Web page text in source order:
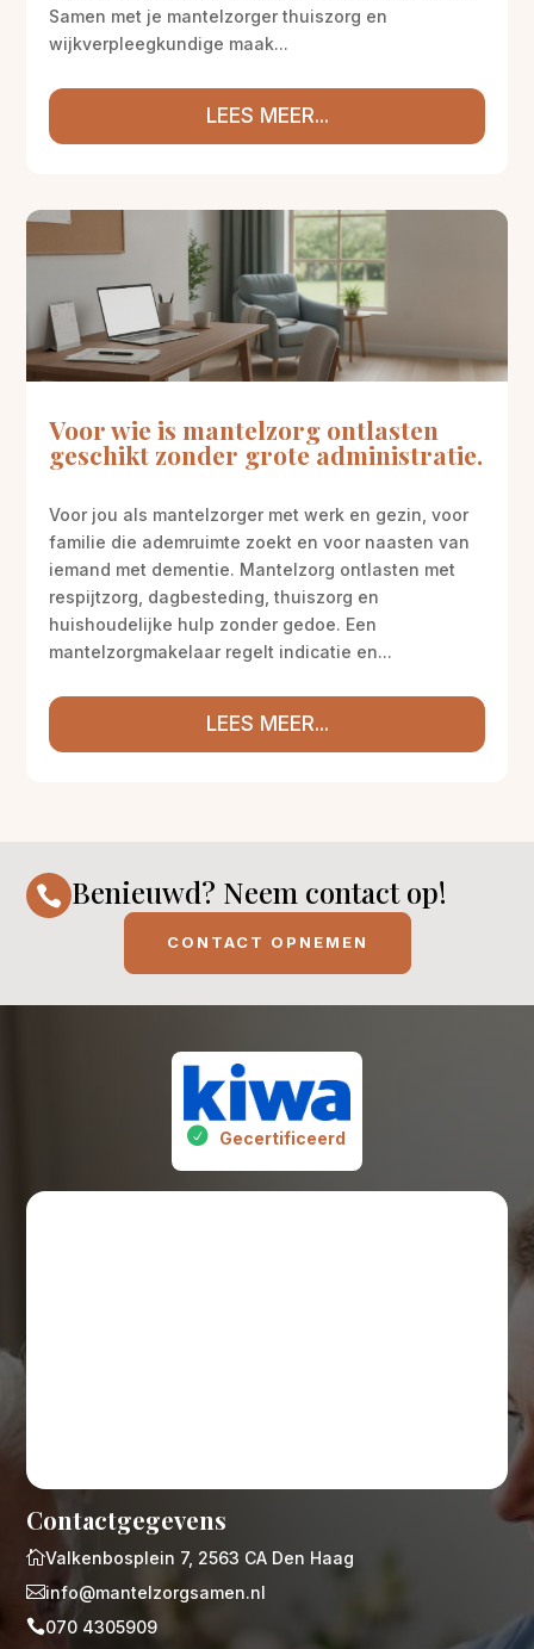
Samen met je mantelzorger thuiszorg en
wijkverpleegkundige maak...
LEES MEER...
Voor wie is mantelzorg ontlasten
geschikt zonder grote administratie.
Voor jou als mantelzorger met werk en gezin, voor
familie die ademruimte zoekt en voor naasten van
iemand met dementie. Mantelzorg ontlasten met
respijtzorg, dagbesteding, thuiszorg en
huishoudelijke hulp zonder gedoe. Een
mantelzorgmakelaar regelt indicatie en...
LEES MEER...
 Benieuwd? Neem contact op!
CONTACT OPNEMEN
Gecertificeerd
Contactgegevens
Valkenbosplein 7, 2563 CA Den Haag
info@mantelzorgsamen.nl
070 4305909